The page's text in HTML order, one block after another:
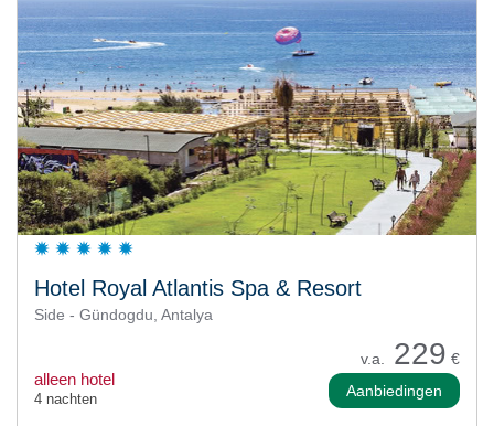
Hotel Royal Atlantis Spa & Resort
Side - Gündogdu, Antalya
v.a. 229 €
alleen hotel
4 nachten Aanbiedingen